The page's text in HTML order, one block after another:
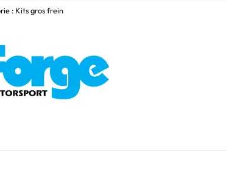
: Kits gros frein